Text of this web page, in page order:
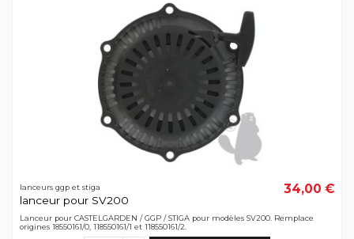
lanceurs ggp et stiga
lanceur pour SV200
34,00 €
Lanceur pour CASTELGARDEN / GGP / STIGA pour modèles SV200. Remplace
origines 18550161/0, 118550161/1 et 118550161/2.